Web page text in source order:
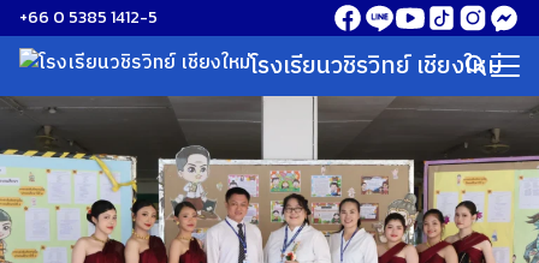
Skip
to
content
+66 0 5385 1412-5
โรงเรียนวชิรวิทย์ เชียงใหม่
Search
for: